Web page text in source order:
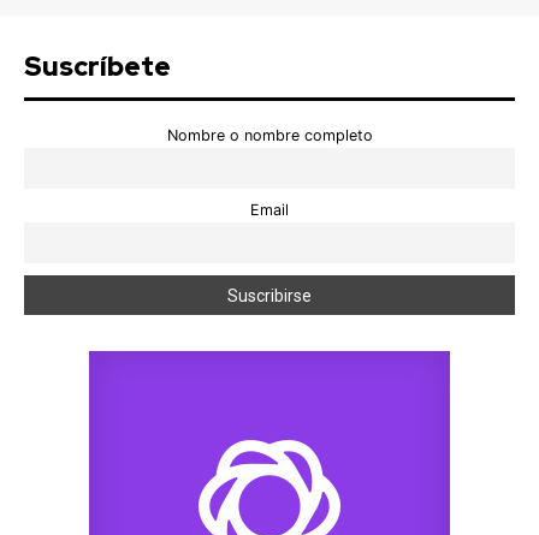
Suscríbete
Nombre o nombre completo
Email